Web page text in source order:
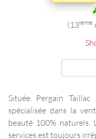
(13ieme
Située Pergain
spécialisée dans la
beauté 100% naturels.
services est toujours